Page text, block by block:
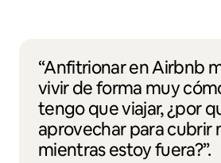
“Anfitrionar en Airbnb
vivir de forma muy
tengo que viajar, ¿por
aprovechar para cubrir
mientras estoy fuera?”.